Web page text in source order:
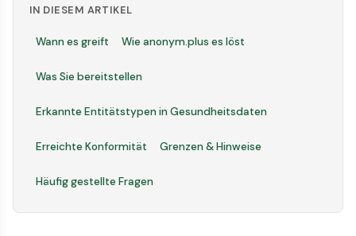
IN DIESEM ARTIKEL
Wann es greift Wie anonym.plus es löst
Was Sie bereitstellen
Erkannte Entitätstypen in Gesundheitsdaten
Erreichte Konformität Grenzen & Hinweise
Häufig gestellte Fragen